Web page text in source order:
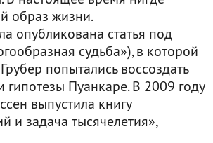
образ жизни.
опубликована статья под
судьба»), в которой
попытались воссоздать
Пуанкаре. В 2009 году
выпустила книгу
и задача тысячелетия»,